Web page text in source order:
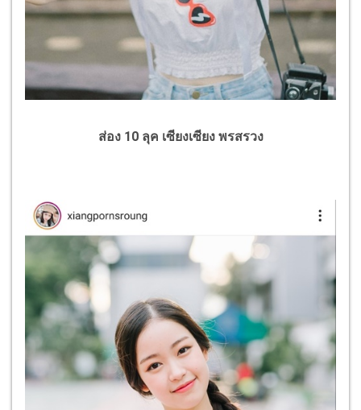
ส่อง 10 ลุค เซียงเซียง พรสรวง